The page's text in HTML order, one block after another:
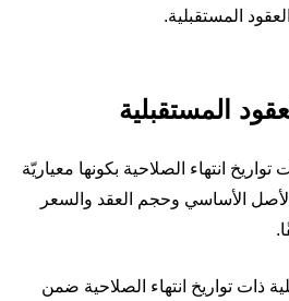
المستقبلية.
المستقبلية
تواريخ انتهاء الصلاحية بكونها معياريّة
الأساسي وحجم العقد والسعر
ذات تواريخ انتهاء الصلاحية ضمن